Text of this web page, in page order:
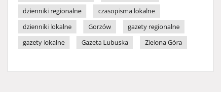
dzienniki regionalne
czasopisma lokalne
dzienniki lokalne
Gorzów
gazety regionalne
gazety lokalne
Gazeta Lubuska Zielona Góra